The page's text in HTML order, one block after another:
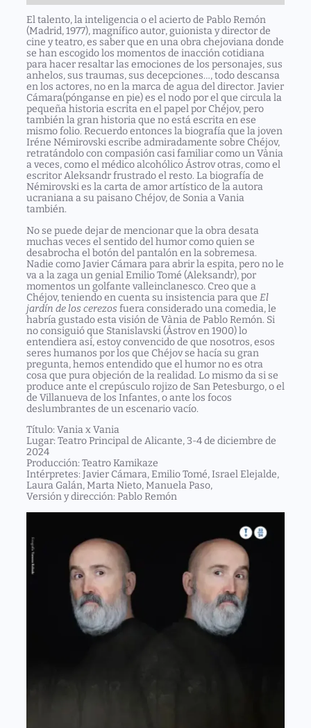
El talento, la inteligencia o el acierto de Pablo Remón
(Madrid, 1977), magnífico autor, guionista y director de
cine y teatro, es saber que en una obra chejoviana donde
se han escogido los momentos de inacción cotidiana
para hacer resaltar las emociones de los personajes, sus
anhelos, sus traumas, sus decepciones…, todo descansa
en los actores, no en la marca de agua del director. Javier
Cámara(pónganse en pie) es el nodo por el que circula la
pequeña historia escrita en el papel por Chéjov, pero
también la gran historia que no está escrita en ese
mismo folio. Recuerdo entonces la biografía que la joven
Iréne Némirovskiescribe admiradamente sobre Chéjov,
retratándolo con compasión casi familiar como un Vània
a veces, como el médico alcohólico Ástrov otras, como el
escritor Aleksandr frustrado el resto. La biografía de
Némirovski es la carta de amor artístico de la autora
ucraniana a su paisano Chéjov, de Sonia a Vania
también.
No se puede dejar de mencionar que la obra desata
muchas veces el sentido del humor como quien se
desabrocha el botón del pantalón en la sobremesa.
Nadie como Javier Cámara para abrir la espita, pero no le
va a la zaga un genialEmilio Tomé (Aleksandr), por
momentos un golfante valleinclanesco. Creo que a
Chéjov, teniendo en cuenta su insistencia para que El
jardín de los cerezos fuera considerado una comedia, le
habría gustado esta visión de Vània de Pablo Remón. Si
no consiguió que Stanislavski(Ástrov en 1900) lo
entendiera así, estoy convencido de que nosotros, esos
seres humanos por los que Chéjov se hacía su gran
pregunta, hemos entendido que el humor no es otra
cosa que pura objeción de la realidad. Lo mismo da si se
produce ante el crepúsculo rojizo de San Petesburgo, o el
de Villanueva de los Infantes, o ante los focos
deslumbrantes de un escenario vacío.
Título: Vania x Vania
Lugar: Teatro Principal de Alicante, 3-4 de diciembre de
2024
Producción: Teatro Kamikaze
Intérpretes: Javier Cámara, Emilio Tomé, Israel Elejalde,
Laura Galán, Marta Nieto, Manuela Paso,
Versión y dirección: Pablo Remón